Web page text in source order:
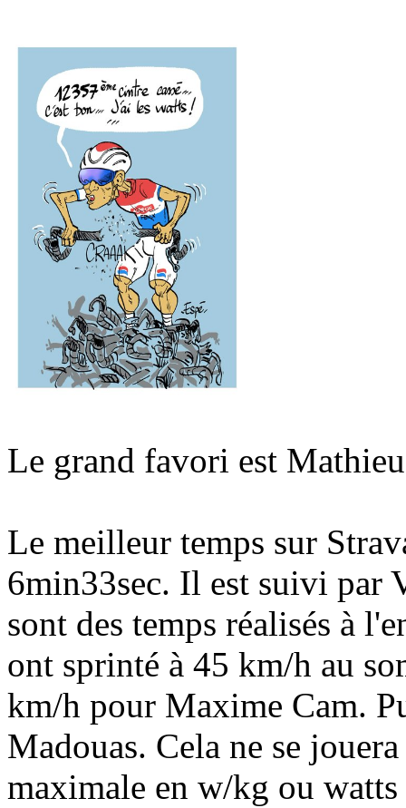
Le grand favori est
Le meilleur temps sur
6min33sec. Il est suivi par
sont des temps réalisés à
ont sprinté à 45 km/h au
km/h pour Maxime Cam.
Madouas. Cela ne se
maximale en w/kg ou